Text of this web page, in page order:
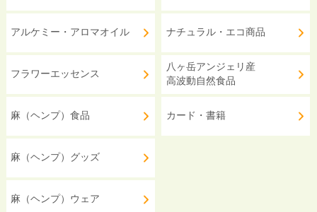
アルケミー・アロマオイル
フラワーエッセンス
麻（ヘンプ）食品
麻（ヘンプ）グッズ
麻（ヘンプ）ウェア
ナチュラル・エコ商品
八ヶ岳アンジェリ産
高波動自然食品
カード・書籍